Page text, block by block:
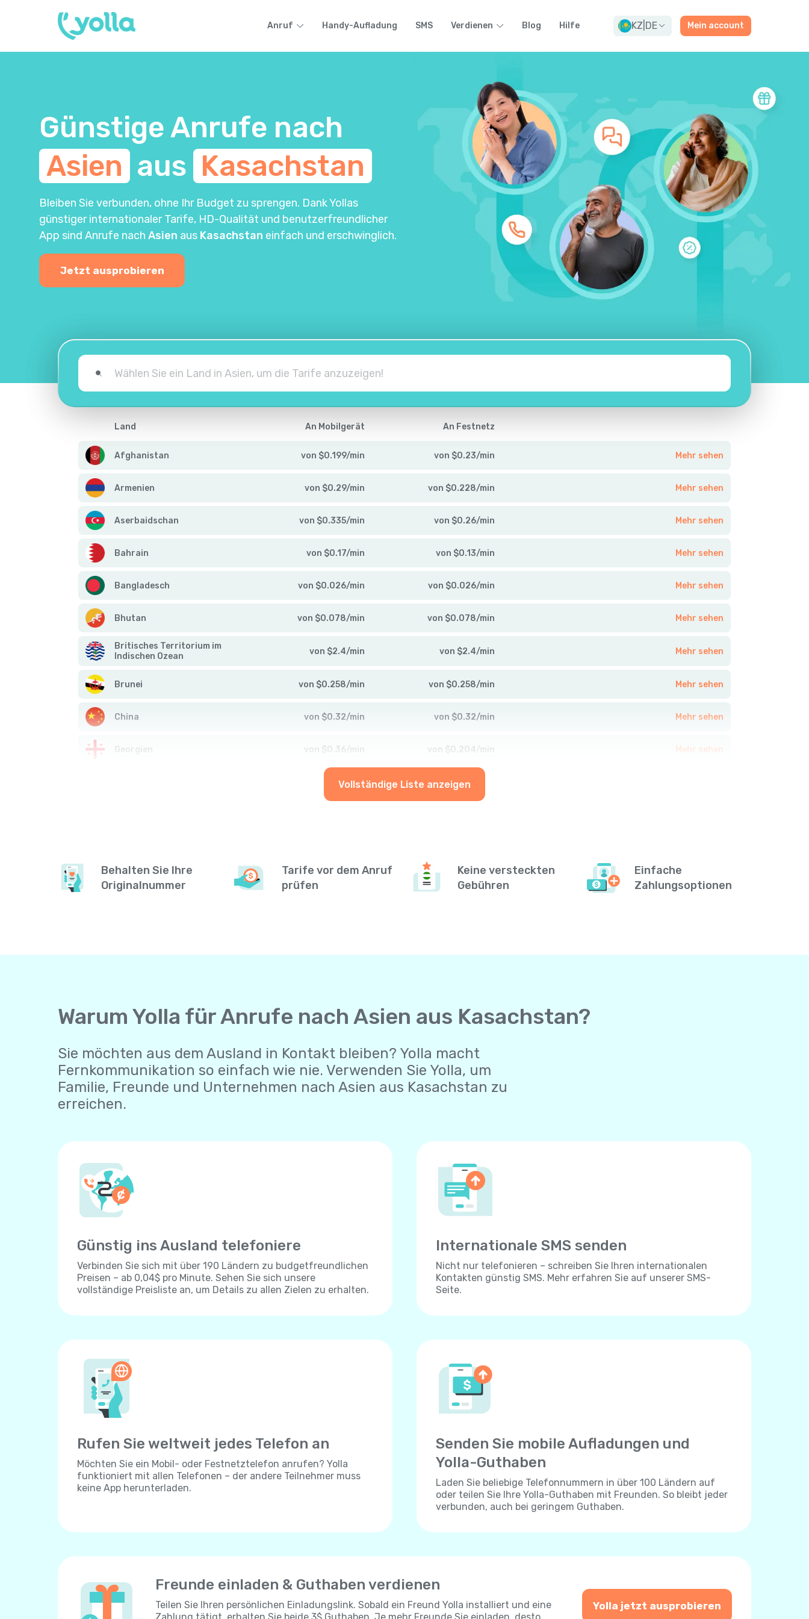
Anruf Handy-Aufladung SMS Verdienen Blog Hilfe KZ DE Mein account
Günstige Anrufe nach
Asien aus Kasachstan
Bleiben Sie verbunden, ohne Ihr Budget zu sprengen. Dank Yollas
günstiger internationaler Tarife, HD-Qualität und benutzerfreundlicher
App sind Anrufe nach Asien aus Kasachstan einfach und erschwinglich.
Jetzt ausprobieren
Land An Mobilgerät An Festnetz
Afghanistan von $0.199/min von $0.23/min Mehr sehen
Armenien von $0.29/min von $0.228/min Mehr sehen
Aserbaidschan von $0.335/min von $0.26/min Mehr sehen
Bahrain von $0.17/min von $0.13/min Mehr sehen
Bangladesch von $0.026/min von $0.026/min Mehr sehen
Bhutan von $0.078/min von $0.078/min Mehr sehen
Britisches Territorium im
Indischen Ozean
von $2.4/min von $2.4/min Mehr sehen
Brunei von $0.258/min von $0.258/min Mehr sehen
China von $0.32/min von $0.32/min Mehr sehen
Georgien von $ 0.36 / min von $ 0.204 / min Mehr sehen
Vollständige Liste anzeigen
Behalten Sie Ihre
Originalnummer
Tarife vor dem Anruf
prüfen
Keine versteckten
Gebühren
Einfache
Zahlungsoptionen
Warum Yolla für Anrufe nach Asien aus Kasachstan?
Sie möchten aus dem Ausland in Kontakt bleiben? Yolla macht
Fernkommunikation so einfach wie nie. Verwenden Sie Yolla, um
Familie, Freunde und Unternehmen nach Asien aus Kasachstan zu
erreichen.
Günstig ins Ausland telefoniere
Verbinden Sie sich mit über 190 Ländern zu budgetfreundlichen
Preisen – ab 0,04$ pro Minute. Sehen Sie sich unsere
vollständige Preisliste an, um Details zu allen Zielen zu erhalten.
Internationale SMS senden
Nicht nur telefonieren – schreiben Sie Ihren internationalen
Kontakten günstig SMS. Mehr erfahren Sie auf unserer SMS-
Seite.
Rufen Sie weltweit jedes Telefon an
Möchten Sie ein Mobil- oder Festnetztelefon anrufen? Yolla
funktioniert mit allen Telefonen – der andere Teilnehmer muss
keine App herunterladen.
Senden Sie mobile Aufladungen und
Yolla-Guthaben
Laden Sie beliebige Telefonnummern in über 100 Ländern auf
oder teilen Sie Ihre Yolla-Guthaben mit Freunden. So bleibt jeder
verbunden, auch bei geringem Guthaben.
Freunde einladen & Guthaben verdienen
Teilen Sie Ihren persönlichen Einladungslink. Sobald ein Freund Yolla installiert und eine
Yolla jetzt ausprobieren